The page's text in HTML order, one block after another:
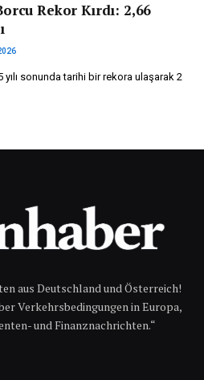
Rekor Kırdı: 2,66
yılı sonunda tarihi bir rekora ulaşarak 2
aus Deutschland und Österreich!
Verkehrsbedingungen in Europa,
und Finanznachrichten.“